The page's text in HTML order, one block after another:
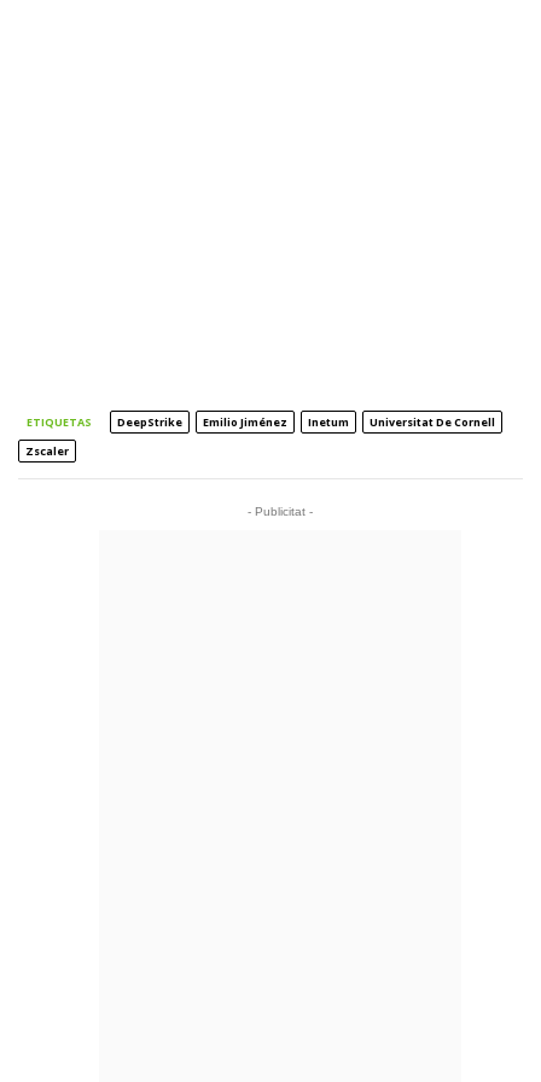
ETIQUETAS DeepStrike Emilio Jiménez Inetum
Universitat De Cornell
Zscaler
- Publicitat -